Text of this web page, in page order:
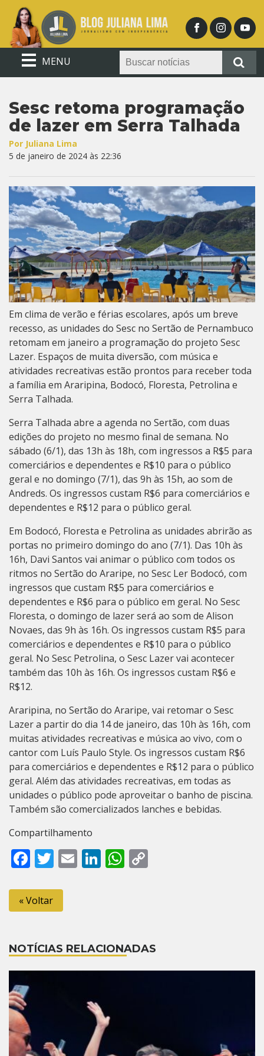
MENU
Sesc retoma programação
de lazer em Serra Talhada
Por Juliana Lima
5 de janeiro de 2024 às 22:36
Em clima de verão e férias escolares, após um breve
recesso, as unidades do Sesc no Sertão de Pernambuco
retomam em janeiro a programação do projeto Sesc
Lazer. Espaços de muita diversão, com música e
atividades recreativas estão prontos para receber toda
a família em Araripina, Bodocó, Floresta, Petrolina e
Serra Talhada.
Serra Talhada abre a agenda no Sertão, com duas
edições do projeto no mesmo final de semana. No
sábado (6/1), das 13h às 18h, com ingressos a R$5 para
comerciários e dependentes e R$10 para o público
geral e no domingo (7/1), das 9h às 15h, ao som de
Andreds. Os ingressos custam R$6 para comerciários e
dependentes e R$12 para o público geral.
Em Bodocó, Floresta e Petrolina as unidades abrirão as
portas no primeiro domingo do ano (7/1). Das 10h às
16h, Davi Santos vai animar o público com todos os
ritmos no Sertão do Araripe, no Sesc Ler Bodocó, com
ingressos que custam R$5 para comerciários e
dependentes e R$6 para o público em geral. No Sesc
Floresta, o domingo de lazer será ao som de Alison
Novaes, das 9h às 16h. Os ingressos custam R$5 para
comerciários e dependentes e R$10 para o público
geral. No Sesc Petrolina, o Sesc Lazer vai acontecer
também das 10h às 16h. Os ingressos custam R$6 e
R$12.
Araripina, no Sertão do Araripe, vai retomar o Sesc
Lazer a partir do dia 14 de janeiro, das 10h às 16h, com
muitas atividades recreativas e música ao vivo, com o
cantor com Luís Paulo Style. Os ingressos custam R$6
para comerciários e dependentes e R$12 para o público
geral. Além das atividades recreativas, em todas as
unidades o público pode aproveitar o banho de piscina.
Também são comercializados lanches e bebidas.
Compartilhamento
Facebook
Twitter
EmailLinkedIn
WhatsApp
« Voltar
NOTÍCIAS RELACIONADAS